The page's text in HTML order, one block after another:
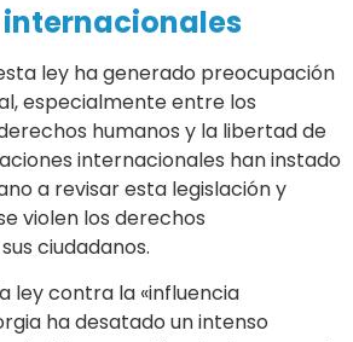
internacionales
ley ha generado preocupación
especialmente entre los
humanos y la libertad de
internacionales han instado
a revisar esta legislación y
violen los derechos
ciudadanos.
ley contra la «influencia
ha desatado un intenso